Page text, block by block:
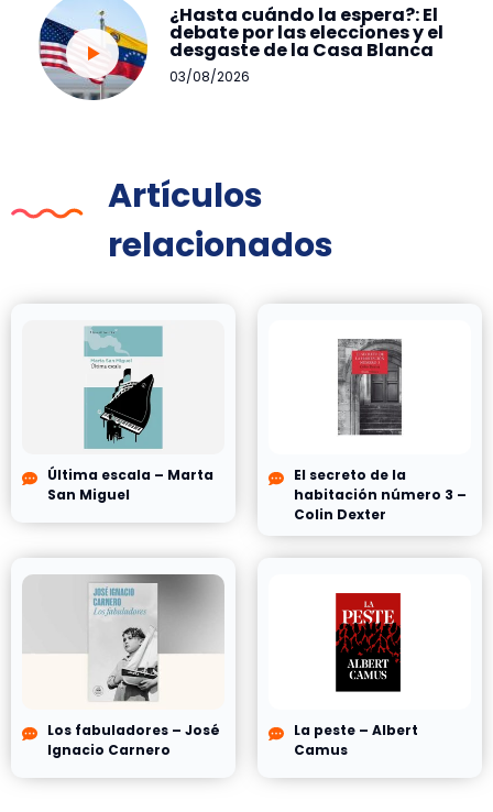
¿Hasta cuándo la espera?: El
debate por las elecciones y el
desgaste de la Casa Blanca
03/08/2026
Artículos
relacionados
Última escala – Marta
San Miguel
El secreto de la
habitación número 3 –
Colin Dexter
Los fabuladores – José
Ignacio Carnero
La peste – Albert
Camus